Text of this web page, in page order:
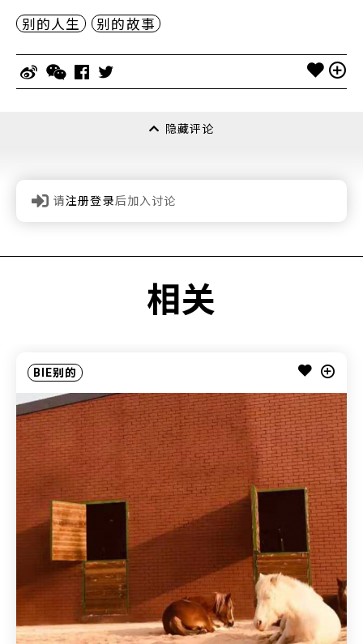
别的人生 别的故事
隐藏评论
请注册登录后加入讨论
相关
BIE别的